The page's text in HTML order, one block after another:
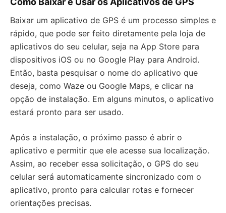
Baixar um aplicativo de GPS é um processo simples e
rápido, que pode ser feito diretamente pela loja de
aplicativos do seu celular, seja na App Store para
dispositivos iOS ou no Google Play para Android.
Então, basta pesquisar o nome do aplicativo que
deseja, como Waze ou Google Maps, e clicar na
opção de instalação. Em alguns minutos, o aplicativo
estará pronto para ser usado.
Após a instalação, o próximo passo é abrir o
aplicativo e permitir que ele acesse sua localização.
Assim, ao receber essa solicitação, o GPS do seu
celular será automaticamente sincronizado com o
aplicativo, pronto para calcular rotas e fornecer
orientações precisas.